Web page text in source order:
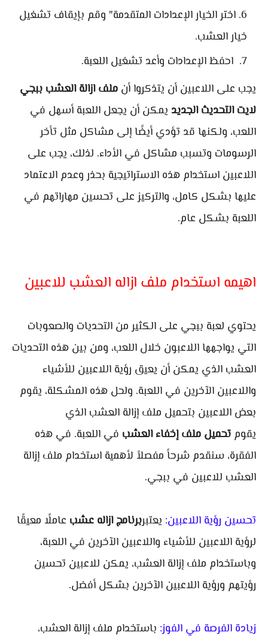
اختر الخيار الإعدادات المتقدمة" وقم بإيقاف تشغيل
خيار العشب.
احفظ الإعدادات وأعد تشغيل اللعبة.
يجب على اللاعبين أن يتذكروا أن ملف ازالة العشب ببجي
لايت التحديث الجديد يمكن أن يجعل اللعبة أسهل في
اللعب، ولكنها قد تؤدي أيضًا إلى مشاكل مثل تأخر
الرسومات وتسبب مشاكل في الأداء. لذلك، يجب على
اللاعبين استخدام هذه الاستراتيجية بحذر وعدم الاعتماد
عليها بشكل كامل، والتركيز على تحسين مهاراتهم في
اللعبة بشكل عام.
اهيمه استخدام ملف ازاله العشب للاعبين
يحتوي لعبة ببجي على الكثير من التحديات والصعوبات
التي يواجهها اللاعبون خلال اللعب، ومن بين هذه التحديات
العشب الذي يمكن أن يعيق رؤية اللاعبين للأشياء
واللاعبين الآخرين في اللعبة. ولحل هذه المشكلة، يقوم
بعض اللاعبين بتحميل ملف إزالة العشب الذي
يقوم تحميل ملف إخفاء العشب في اللعبة. في هذه
الفقرة، سنقدم شرحاً مفصلاً لأهمية استخدام ملف إزالة
العشب للاعبين في ببجي.
تحسين رؤية اللاعبين: يعتبربرنامج ازاله عشب عاملًا معيقًا
لرؤية اللاعبين للأشياء واللاعبين الآخرين في اللعبة،
وباستخدام ملف إزالة العشب، يمكن للاعبين تحسين
رؤيتهم ورؤية اللاعبين الآخرين بشكل أفضل.
زيادة الفرصة في الفوز: باستخدام ملف إزالة العشب،